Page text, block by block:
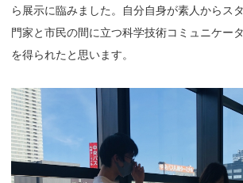
ら展示に臨みました。自分自身が素人からス
門家と市民の間に立つ科学技術コミュニケー
を得られたと思います。